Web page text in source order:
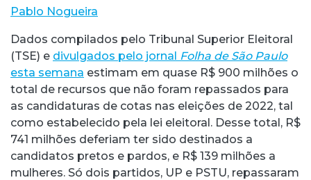
Pablo Nogueira
Dados compilados pelo Tribunal Superior Eleitoral
(TSE) e divulgados pelo jornal Folha de São Paulo
esta semana estimam em quase R$ 900 milhões o
total de recursos que não foram repassados para
as candidaturas de cotas nas eleições de 2022, tal
como estabelecido pela lei eleitoral. Desse total, R$
741 milhões deferiam ter sido destinados a
candidatos pretos e pardos, e R$ 139 milhões a
mulheres. Só dois partidos, UP e PSTU, repassaram